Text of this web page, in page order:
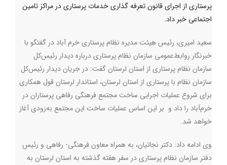
پرستاری از اجرای قانون تعرفه گذاری خدمات پرستاری در مراکز تامین
اجتماعی خبر داد.
سعید امیری، رئیس هیئت مدیره نظام پرستاری خرم آباد در گفتگو با
خبرنگار روابط‌عمومی سازمان نظام پرستاری درباره دیدار رئیس‌کل
سازمان نظام پرستاری از استان لرستان گفت: در جریان دیدار رئیس‌کل
سازمان نظام با پرستاری از استان لرستان،‌ استاندار لرستان قول همکاری
برای شروع عملیات اجرایی ساخت مجتمع فرهنگی رفاهی پرستاران در
خرم‌آباد را داد و بر این اساس عملیات ساخت این مجتمع به‌زودی آغاز
خواهد شد.
وی ادامه داد: دکتر نجاتیان، به همراه معاون فرهنگی- رفاهی و رئیس
دفتر سازمان نظام پرستاری در سفر هفته گذشته به استان لرستان به